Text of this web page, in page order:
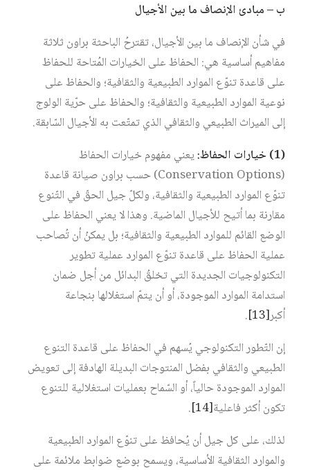
ب – مبادئ الإنصاف ما بين الأجيال
في شأن الإنصاف ما بين الأجيال، تقترحُ الباحثة براون ثلاثة
مفاهيم أساسية هي: الحفاظ على الخيارات المُتاحة للحفاظ
على قاعدة تنوّع الموارد الطبيعية والثقافية؛ والحفاظ على
نوعية الموارد الطبيعية والثقافية؛ والحفاظ على حرّية الولوج
إلى الميراث الطبيعي والثقافي الذي تمتّعت به الأجيال السّابقة.
(1) خيارات الحفاظ:
يعني مفهوم خيارات الحفاظ
(Conservation Options) حسب براون صيانة قاعدة
تنوّع الموارد الطبيعية والثقافية، ولكلّ جيل الحقّ في التّنوع
مقارنة بما أتيح للأجيال الماضية. وهذا لا يعني الحفاظ على
الوضع القائم للموارد الطبيعية والثقافية؛ بل يمكنُ أن تُصاحب
عملية الحفاظ على قاعدة تنوّع الموارد عملية تطوير
التكنولوجيات الجديدة التي تخلقُ البدائل من أجل ضمان
استدامة الموارد الموجودة، أو أن يتمّ استغلالها بنجاعة
أكبر‏[13]
.
إن التّطور التكنولوجي يُسهم في الحفاظ على قاعدة التنوع
الطبيعي والثقافي بفضل المنتوجات البديلة الهادفة إلى تعويض
الموارد الموجودة حالياً، أو السّماح بعمليات استغلالية للتنوع
تكون أكثر فاعلية‏[14]
.
لذلك، على كل جيل أن يُحافظ على تنوّع الموارد الطبيعية
والموارد الثقافية الأساسية، ويسمح بوضع ضوابط ملائمة على